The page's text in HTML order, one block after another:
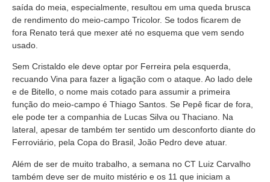
saída do meia, especialmente, resultou em uma queda brusca
de rendimento do meio-campo Tricolor. Se todos ficarem de
fora Renato terá que mexer até no esquema que vem sendo
usado.
Sem Cristaldo ele deve optar por Ferreira pela esquerda,
recuando Vina para fazer a ligação com o ataque. Ao lado dele
e de Bitello, o nome mais cotado para assumir a primeira
função do meio-campo é Thiago Santos. Se Pepê ficar de fora,
ele pode ter a companhia de Lucas Silva ou Thaciano. Na
lateral, apesar de também ter sentido um desconforto diante do
Ferroviário, pela Copa do Brasil, João Pedro deve atuar.
Além de ser de muito trabalho, a semana no CT Luiz Carvalho
também deve ser de muito mistério e os 11 que iniciam a